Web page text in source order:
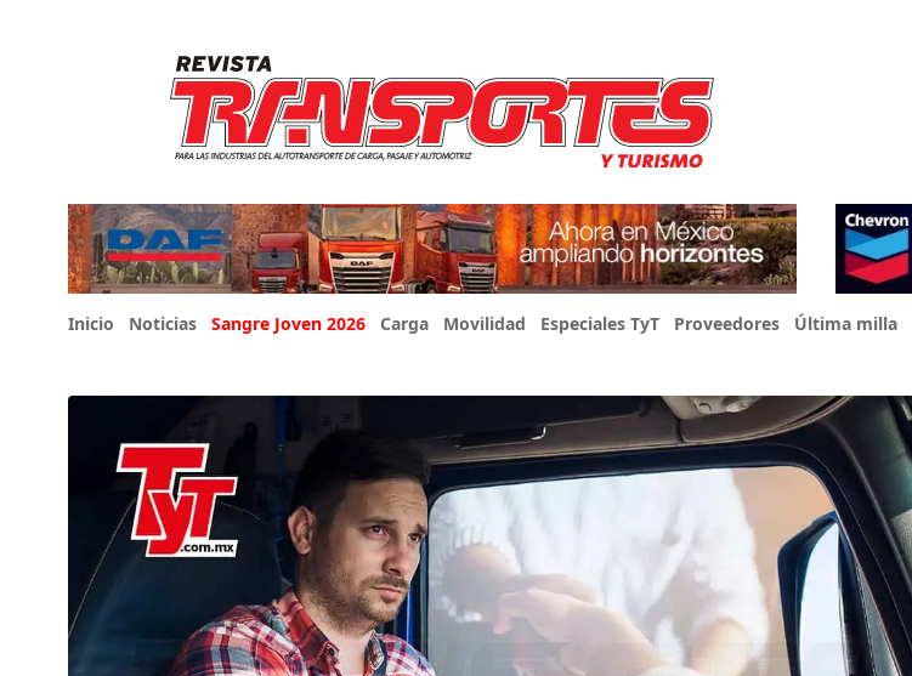
Inicio Noticias Sangre Joven 2026 Carga Movilidad Especiales TyT Proveedores Última milla